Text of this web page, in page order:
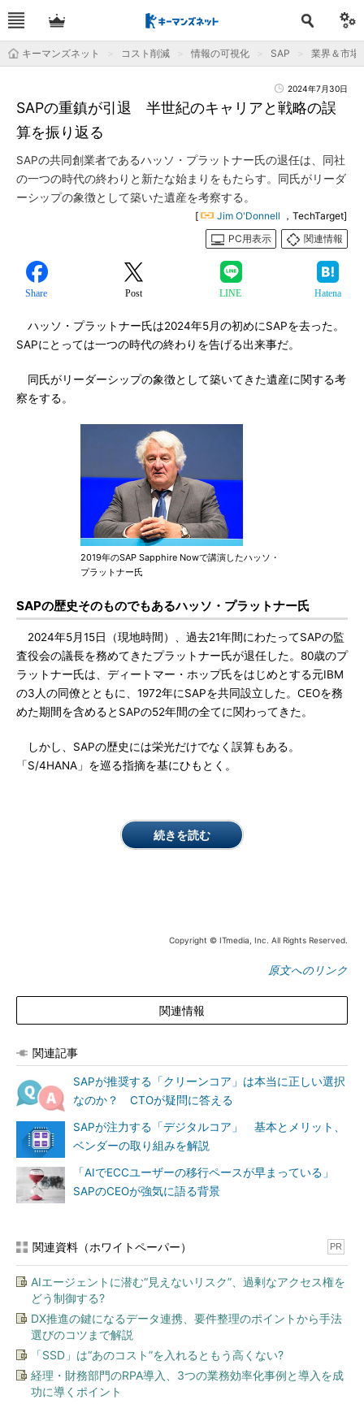
キーマンズネット コスト削減 情報の可視化 SAP 業界＆市場
2024年7月30日
SAPの重鎮が引退 半世紀のキャリアと戦略の誤
算を振り返る
SAPの共同創業者であるハッソ・プラットナー氏の退任は、同社
の一つの時代の終わりと新たな始まりをもたらす。同氏がリーダ
ーシップの象徴として築いた遺産を考察する。
[ Jim O'Donnell ，TechTarget]
PC用表示
関連情報
Share Post LINE Hatena
ハッソ・プラットナー氏は2024年5月の初めにSAPを去った。
SAPにとっては一つの時代の終わりを告げる出来事だ。
同氏がリーダーシップの象徴として築いてきた遺産に関する考
察をする。
2019年のSAP Sapphire Nowで講演したハッソ・
プラットナー氏
SAPの歴史そのものでもあるハッソ・プラットナー氏
2024年5月15日（現地時間）、過去21年間にわたってSAPの監
査役会の議長を務めてきたプラットナー氏が退任した。80歳のプ
ラットナー氏は、ディートマー・ホップ氏をはじめとする元IBM
の3人の同僚とともに、1972年にSAPを共同設立した。CEOを務
めた期間を含めるとSAPの52年間の全てに関わってきた。
しかし、SAPの歴史には栄光だけでなく誤算もある。
「S/4HANA」を巡る指摘を基にひもとく。
続きを読む
Copyright © ITmedia, Inc. All Rights Reserved.
原文へのリンク
関連情報
関連記事
SAPが推奨する「クリーンコア」は本当に正しい選択
なのか？ CTOが疑問に答える
SAPが注力する「デジタルコア」 基本とメリット、
ベンダーの取り組みを解説
「AIでECCユーザーの移行ペースが早まっている」
SAPのCEOが強気に語る背景
関連資料（ホワイトペーパー） PR
AIエージェントに潜む“見えないリスク”、過剰なアクセス権を
どう制御する?
DX推進の鍵になるデータ連携、要件整理のポイントから手法
選びのコツまで解説
「SSD」は“あのコスト”を入れるともう高くない?
経理・財務部門のRPA導入、3つの業務効率化事例と導入を成
功に導くポイント